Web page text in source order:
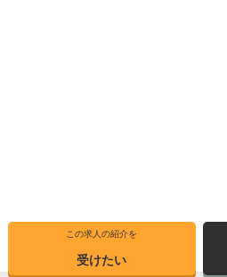
この求人の紹介を
受けたい